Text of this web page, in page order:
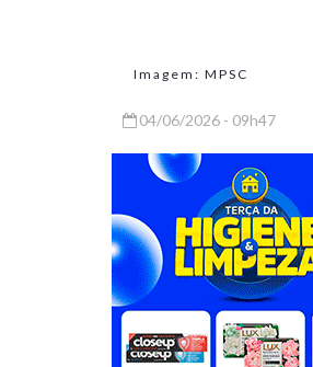
Imagem: MPSC
04/06/2026 - 09h47